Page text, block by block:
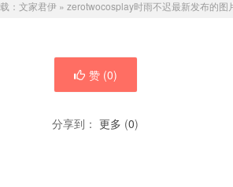
： 文家君伊 » zerotwocosplay时雨不迟最新发布的图
赞 (0)
分享到： 更多 (0)